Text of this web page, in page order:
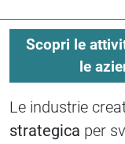
Scopri le
le
Le industrie
strategica per